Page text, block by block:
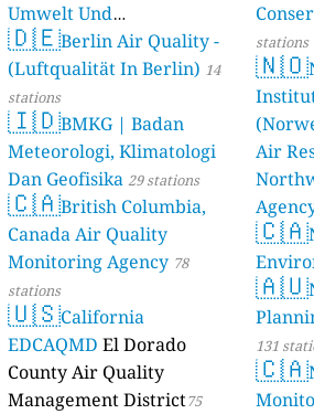
Umwelt Und
Verbraucherschutz) - LfU
46 stations
🇩🇪Berlin Air Quality -
(Luftqualität In Berlin) 14
stations
🇮🇩BMKG | Badan
Meteorologi, Klimatologi
Dan Geofisika 29 stations
🇨🇦British Columbia,
Canada Air Quality
Monitoring Agency 78
stations
🇺🇸California
EDCAQMD El Dorado
County Air Quality
Management District75
stations
🇳🇴
Air
🇨🇦
🇦🇺
131
🇨🇦